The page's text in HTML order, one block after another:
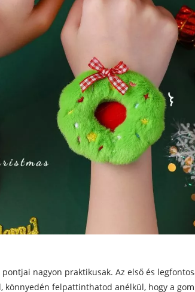
nagyon praktikusak. Az első és
könnyedén felpattinthatod anélkül, hogy a